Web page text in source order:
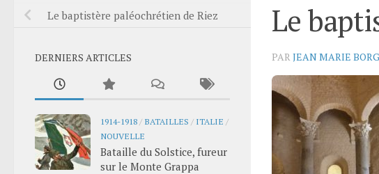
Le
PAR JEAN MARIE
Le baptistère paléochrétien de Riez
DERNIERS ARTICLES
1914-1918 / BATAILLES / ITALIE /
NOUVELLE
Bataille du Solstice, fureur
sur le Monte Grappa